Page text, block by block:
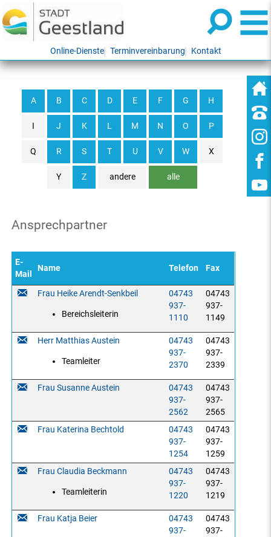
Online-Dienste Terminvereinbarung Kontakt
Ansprechpartner
E-
Mail
Name Telefon Fax
Frau Heike Arendt-Senkbeil
Bereichsleiterin
04743
937-
1110
04743
937-
1149
Herr Matthias Austein
Teamleiter
04743
937-
2370
04743
937-
2339
Frau Susanne Austein
04743
937-
2562
04743
937-
2565
Frau Katerina Bechtold
04743
937-
1254
04743
937-
1259
Frau Claudia Beckmann
Teamleiterin
04743
937-
1220
04743
937-
1219
Frau Katja Beier
04743
937-
04743
937-
alle
A B C D E F G H
I J K L M N O P
Q R S T U V W X
Y Z andere